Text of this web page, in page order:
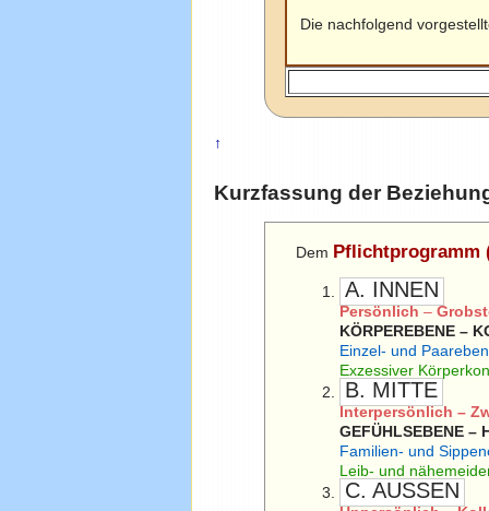
Die nachfolgend
↑
Kurzfassung der
Dem Pflichtprogramm
A. INNEN
Persönlich–
KÖRPEREBENE –
Einzel- und
Exzessiver
B. MITTE
Interpersönlich –
GEFÜHLSEBENE –
Familien- und
Leib- und
C. AUSSEN